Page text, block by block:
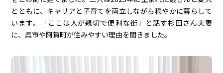
とともに、キャリアと子育てを両立しながら穏やかに暮らして
います。「ここは人が親切で便利な街」と話す杉田さん夫妻
に、呉市や阿賀町が住みやすい理由を聞きました。